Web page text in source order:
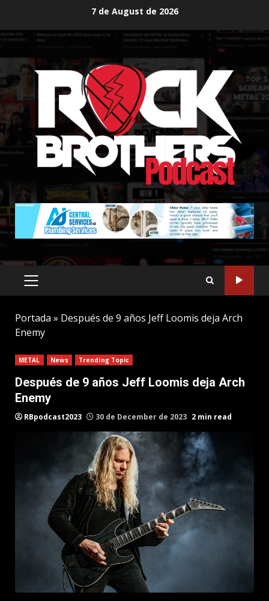
content
7 de August de 2026
PRIMARY
MENU
Portada » Después de 9 años Jeff Loomis deja Arch
Enemy
METAL News Trending Topic
Después de 9 años Jeff Loomis deja Arch
Enemy
RBpodcast2023 30 de December de 2023 2 min read